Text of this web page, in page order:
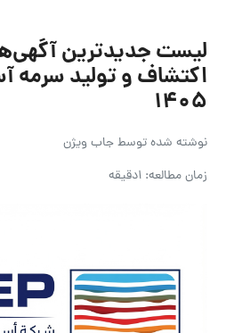
لیست جدیدترین
۱۴۰۵
نوشته شده توسطجاب ویژن
زمان مطالعه: 1دقیقه